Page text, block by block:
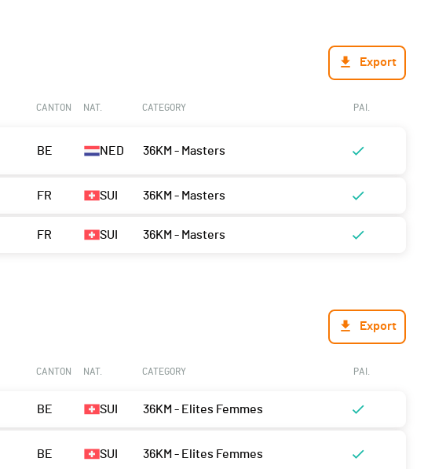
Export
CANTON NAT. CATEGORY PAI.
BE NED 36KM - Masters
FR SUI 36KM - Masters
FR SUI 36KM - Masters
Export
CANTON NAT. CATEGORY PAI.
BE SUI 36KM - Elites Femmes
BE SUI 36KM - Elites Femmes